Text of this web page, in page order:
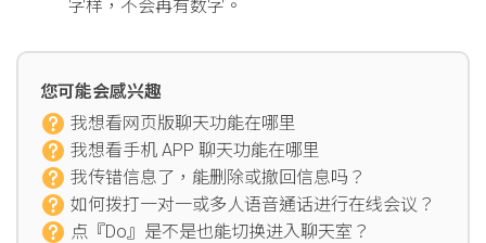
字样，不会再有数字。
您可能会感兴趣
我想看网页版聊天功能在哪里
我想看手机 APP 聊天功能在哪里
我传错信息了，能删除或撤回信息吗？
如何拨打一对一或多人语音通话进行在线会议？
点『Do』是不是也能切换进入聊天室？